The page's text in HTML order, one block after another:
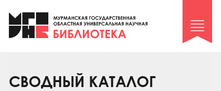
Клуб «Гиря и сельдерей»
Клуб «Семейный архив»
Коллегам
СВОДНЫЙ КАТАЛОГ